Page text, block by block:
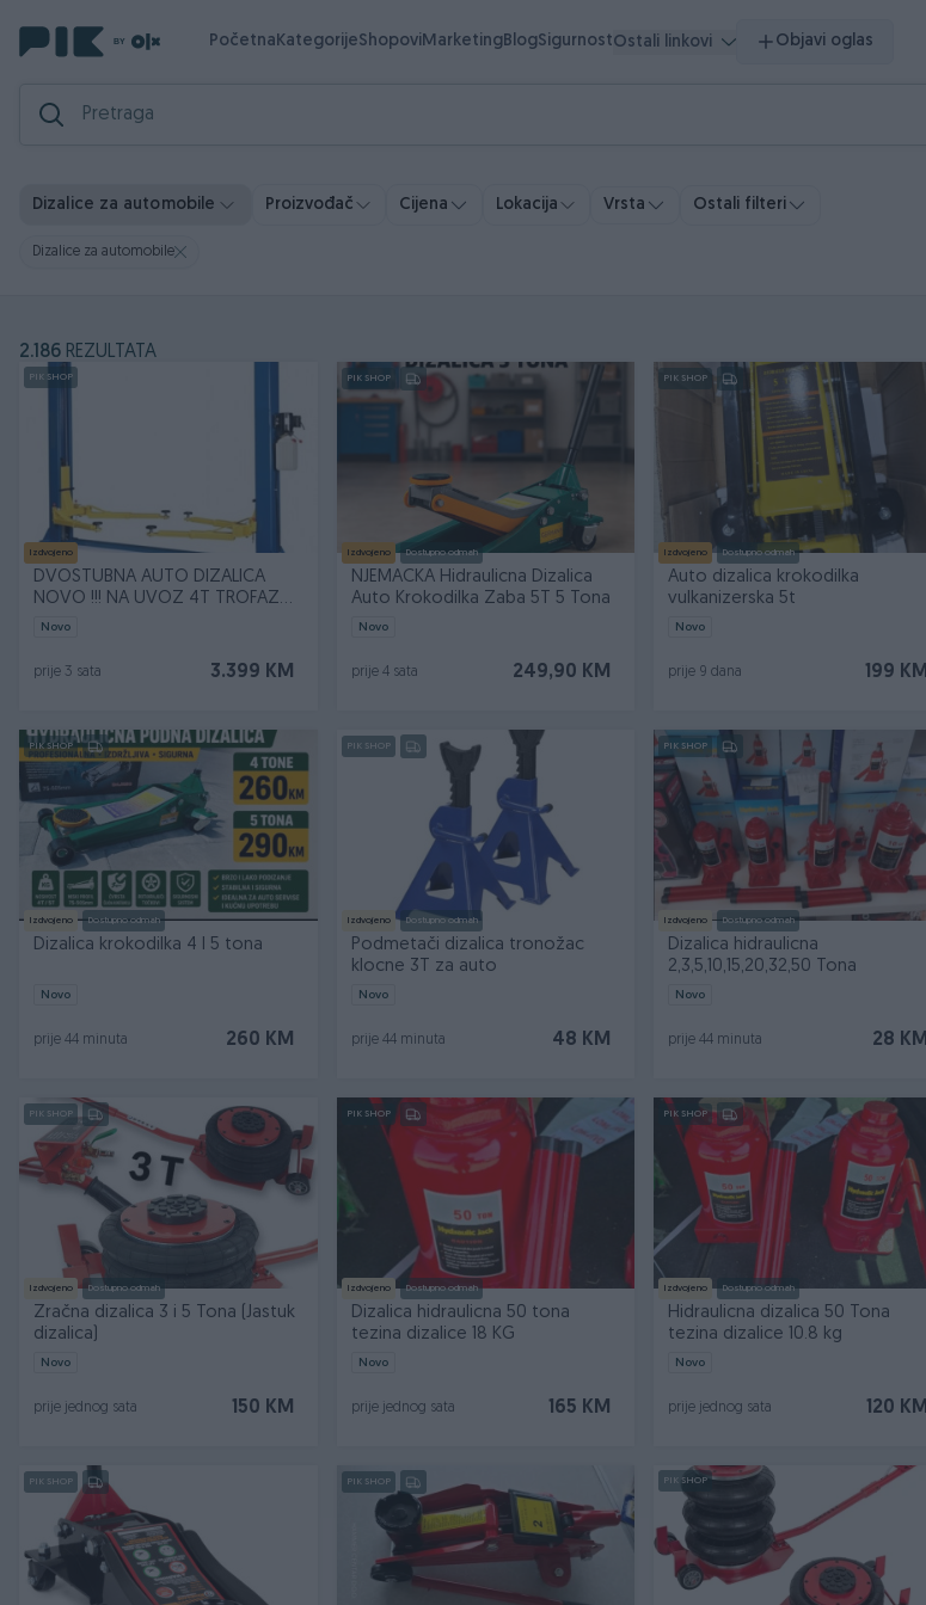
PočetnaKategorijeShopoviMarketingBlogSigurnostOstali linkovi Objavi oglas
Dizalice za automobile Proizvođač Cijena Lokacija Vrsta Ostali filteri
Dizalice za automobile
2.186 REZULTATA
PIK SHOP
Izdvojeno
DVOSTUBNA AUTO DIZALICA
NOVO !!! NA UVOZ 4T TROFAZNA
MONOFAZNA
Novo
3.399 KM
prije 3 sata
PIK SHOP
Izdvojeno Dostupno odmah
NJEMACKA Hidraulicna Dizalica
Auto Krokodilka Zaba 5T 5 Tona
Novo
249,90 KM
prije 4 sata
PIK SHOP
Izdvojeno Dostupno odmah
Auto dizalica krokodilka
vulkanizerska 5t
Novo
199 KM
prije 9 dana
PIK SHOP
Izdvojeno Dostupno odmah
Dizalica krokodilka 4 I 5 tona
Novo
260 KM
prije 44 minuta
PIK SHOP
Izdvojeno Dostupno odmah
Podmetači dizalica tronožac
klocne 3T za auto
Novo
48 KM
prije 44 minuta
PIK SHOP
Izdvojeno Dostupno odmah
Dizalica hidraulicna
2,3,5,10,15,20,32,50 Tona
Novo
28 KM
prije 44 minuta
PIK SHOP
Izdvojeno Dostupno odmah
Zračna dizalica 3 i 5 Tona (Jastuk
dizalica)
Novo
150 KM
prije jednog sata
PIK SHOP
Izdvojeno Dostupno odmah
Dizalica hidraulicna 50 tona
tezina dizalice 18 KG
Novo
165 KM
prije jednog sata
PIK SHOP
Izdvojeno Dostupno odmah
Hidraulicna dizalica 50 Tona
tezina dizalice 10.8 kg
Novo
120 KM
prije jednog sata
PIK SHOP PIK SHOP PIK SHOP